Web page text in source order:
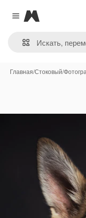
Close menu
Magnific
Главная/Стоковый/